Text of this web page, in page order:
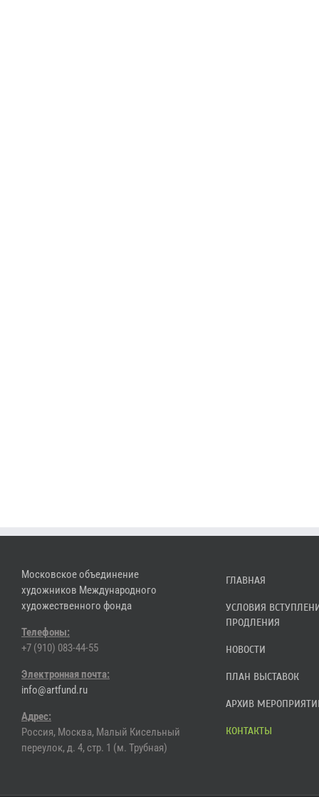
Московское объединение
художников Международного
художественного фонда
Телефоны:
+7 (910) 083-44-55
Электронная почта:
info@artfund.ru
Адрес:
Россия, Москва, Малый Кисельный
переулок, д. 4, стр. 1 (м. Трубная)
ГЛАВНАЯ
УСЛОВИЯ
ПРОДЛЕНИЯ
НОВОСТИ
ПЛАН ВЫСТАВОК
АРХИВ
КОНТАКТЫ